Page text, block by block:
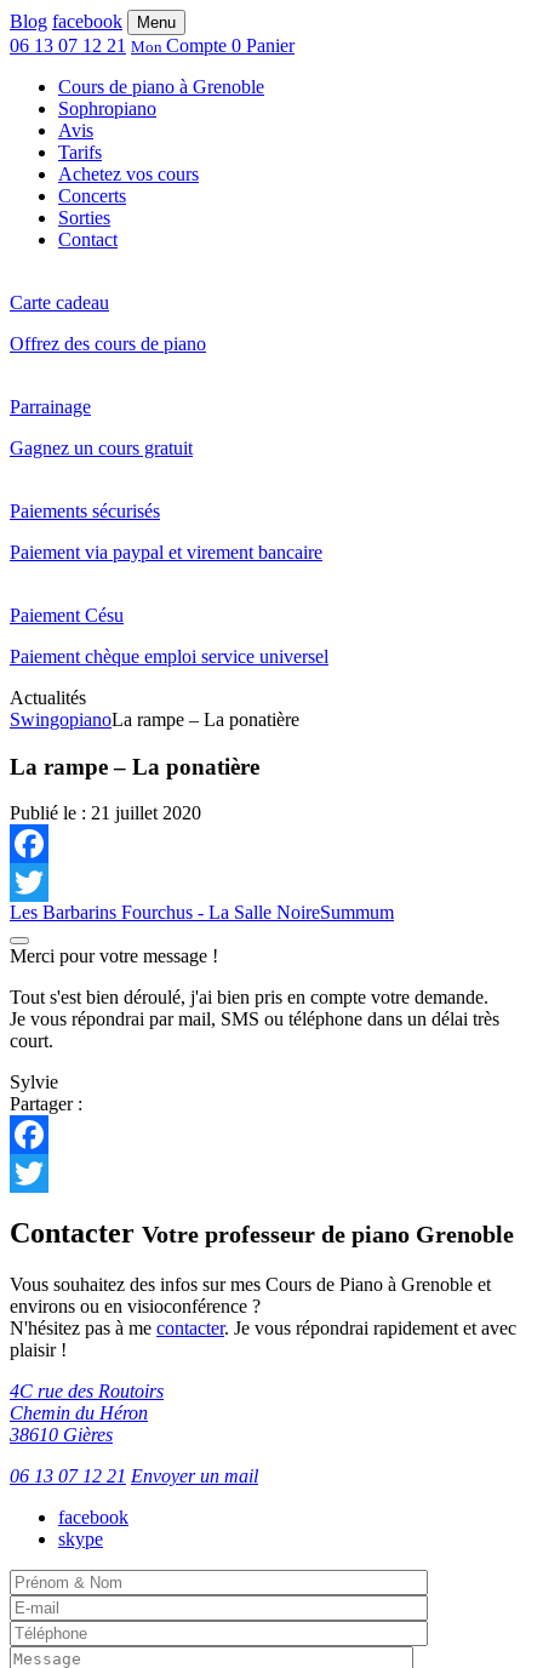
Blog facebook Menu
06 13 07 12 21 Mon Compte 0 Panier
Cours de piano à Grenoble
Sophropiano
Avis
Tarifs
Achetez vos cours
Concerts
Sorties
Contact
Carte cadeau
Offrez des cours de piano
Parrainage
Gagnez un cours gratuit
Paiements sécurisés
Paiement via paypal et virement bancaire
Paiement Césu
Paiement chèque emploi service universel
Actualités
SwingopianoLa rampe – La ponatière
La rampe – La ponatière
Publié le : 21 juillet 2020
Facebook
Twitter
Les Barbarins Fourchus - La Salle NoireSummum
Merci pour votre message !
Tout s'est bien déroulé, j'ai bien pris en compte votre demande.
Je vous répondrai par mail, SMS ou téléphone dans un délai très
court.
Sylvie
Partager :
Facebook
Contacter Votre professeur de piano Grenoble
Vous souhaitez des infos sur mes Cours de Piano à Grenoble et
environs ou en visioconférence ?
N'hésitez pas à me contacter. Je vous répondrai rapidement et avec
plaisir !
4C rue des Routoirs
Chemin du Héron
38610 Gières
06 13 07 12 21 Envoyer un mail
facebook
skype